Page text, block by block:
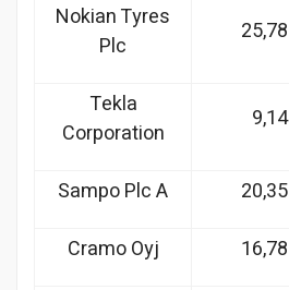
Nokian Tyres
Plc
25,78
Tekla
Corporation
9,14
Sampo Plc A 20,35
Cramo Oyj
16,78